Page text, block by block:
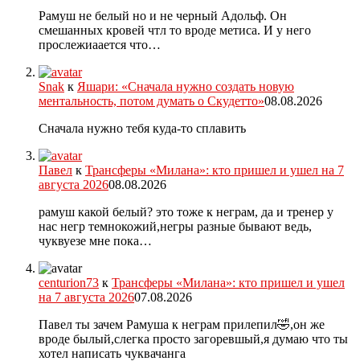
Рамуш не белый но и не черный Адольф. Он
смешанных кровей чтл то вроде метиса. И у него
прослежиаается что…
Snak к Яшари: «Сначала нужно создать новую
ментальность, потом думать о Скудетто»08.08.2026
Сначала нужно тебя куда-то сплавить
Павел к Трансферы «Милана»: кто пришел и ушел на 7
августа 202608.08.2026
рамуш какой белый? это тоже к неграм, да и тренер у
нас негр темнокожий,негры разные бывают ведь,
чуквуезе мне пока…
centurion73 к Трансферы «Милана»: кто пришел и ушел
на 7 августа 202607.08.2026
Павел ты зачем Рамуша к неграм прилепил🤣,он же
вроде былый,слегка просто загоревшый,я думаю что ты
хотел написать чуквачанга